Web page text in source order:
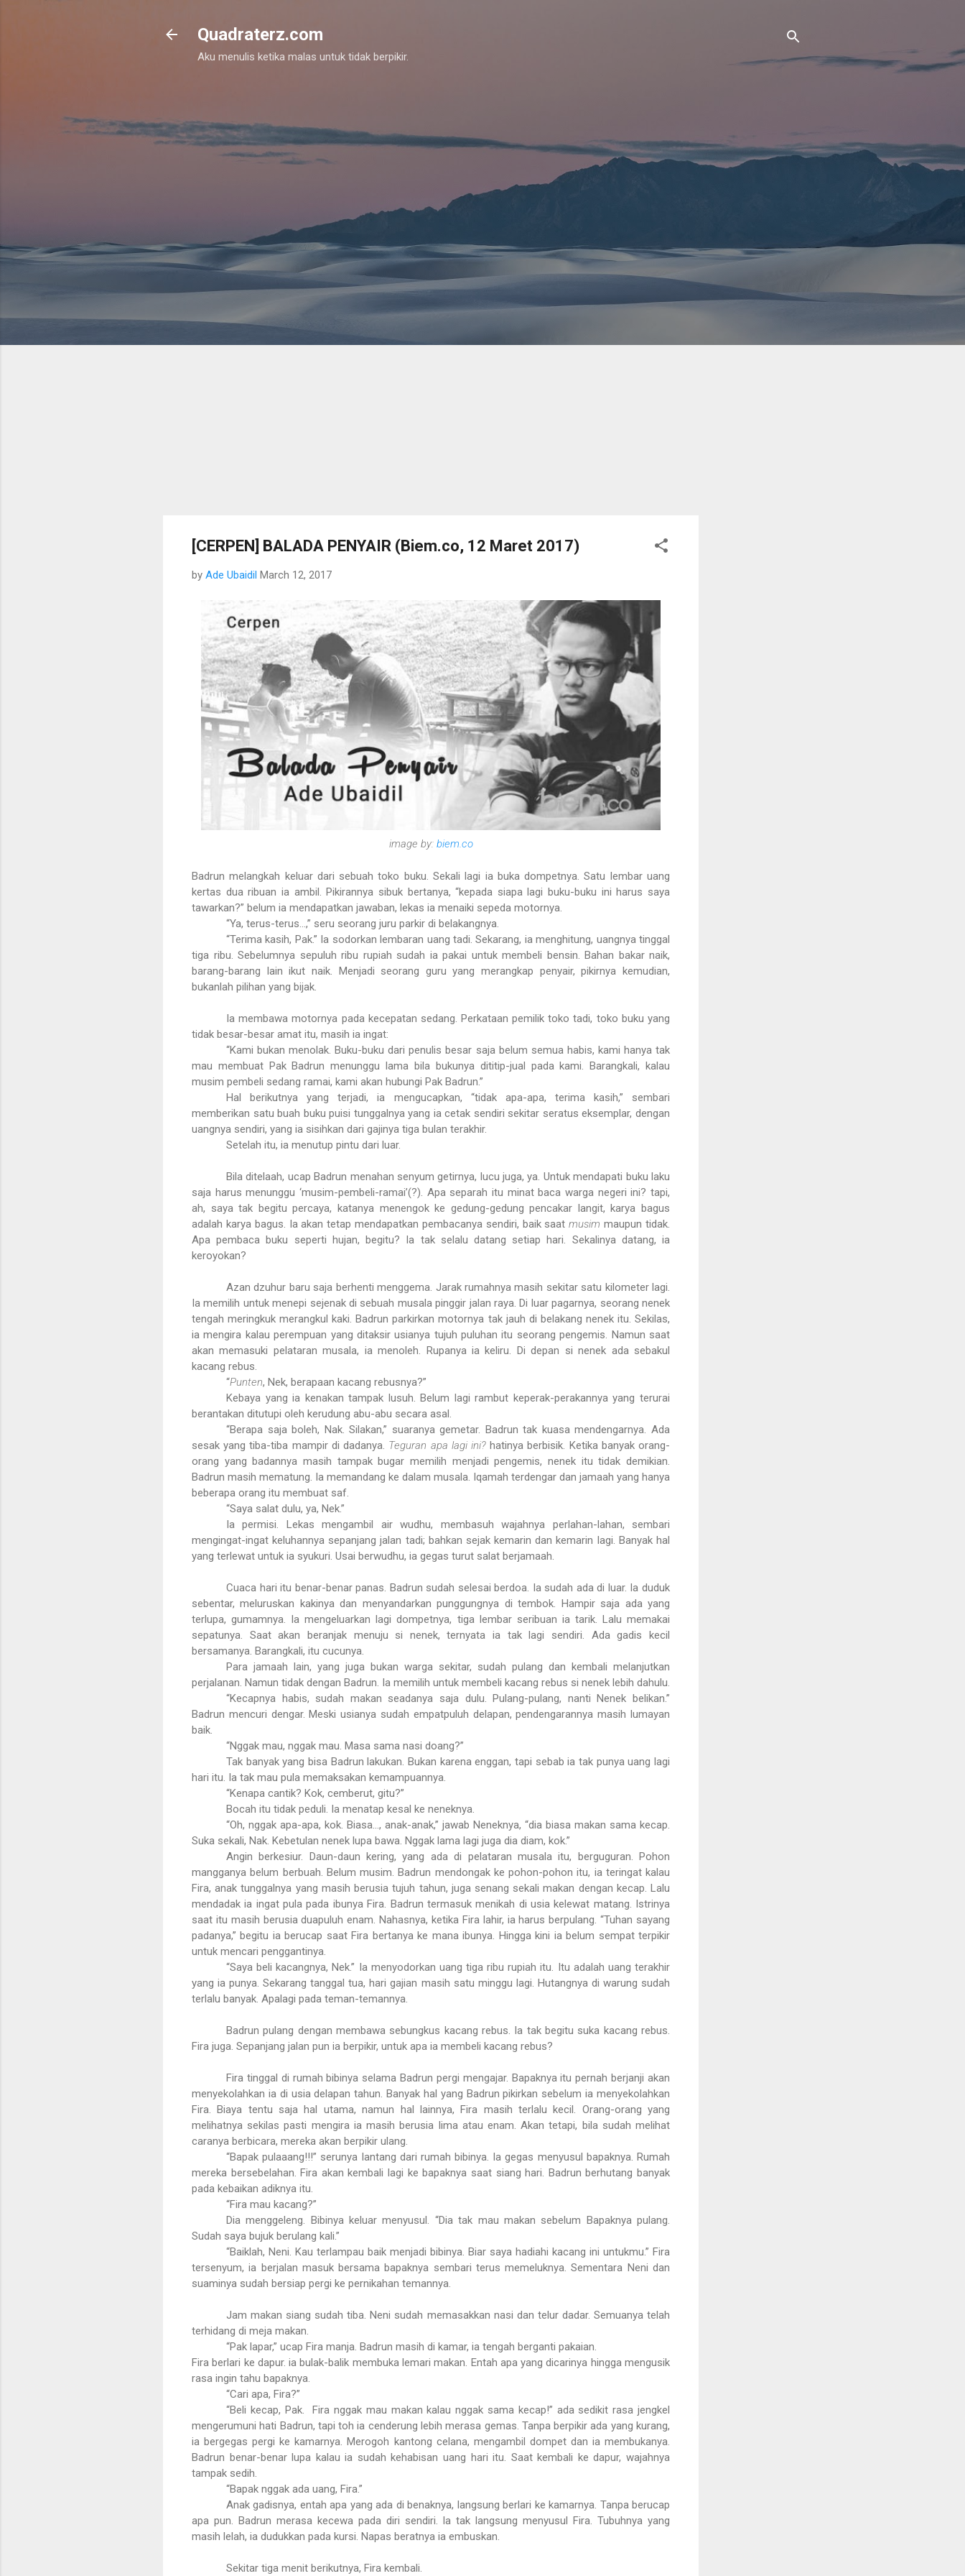
Quadraterz.com
Aku menulis ketika malas untuk tidak berpikir.
[CERPEN] BALADA PENYAIR (Biem.co, 12 Maret 2017)
by Ade Ubaidil March 12, 2017
image by: biem.co
Badrun melangkah keluar dari sebuah toko buku. Sekali lagi ia buka dompetnya. Satu lembar uang
kertas dua ribuan ia ambil. Pikirannya sibuk bertanya, “kepada siapa lagi buku-buku ini harus saya
tawarkan?” belum ia mendapatkan jawaban, lekas ia menaiki sepeda motornya.
“Ya, terus-terus...,” seru seorang juru parkir di belakangnya.
“Terima kasih, Pak.” Ia sodorkan lembaran uang tadi. Sekarang, ia menghitung, uangnya tinggal
tiga ribu. Sebelumnya sepuluh ribu rupiah sudah ia pakai untuk membeli bensin. Bahan bakar naik,
barang-barang lain ikut naik. Menjadi seorang guru yang merangkap penyair, pikirnya kemudian,
bukanlah pilihan yang bijak.
Ia membawa motornya pada kecepatan sedang. Perkataan pemilik toko tadi, toko buku yang
tidak besar-besar amat itu, masih ia ingat:
“Kami bukan menolak. Buku-buku dari penulis besar saja belum semua habis, kami hanya tak
mau membuat Pak Badrun menunggu lama bila bukunya dititip-jual pada kami. Barangkali, kalau
musim pembeli sedang ramai, kami akan hubungi Pak Badrun.”
Hal berikutnya yang terjadi, ia mengucapkan, “tidak apa-apa, terima kasih,” sembari
memberikan satu buah buku puisi tunggalnya yang ia cetak sendiri sekitar seratus eksemplar, dengan
uangnya sendiri, yang ia sisihkan dari gajinya tiga bulan terakhir.
Setelah itu, ia menutup pintu dari luar.
Bila ditelaah, ucap Badrun menahan senyum getirnya, lucu juga, ya. Untuk mendapati buku laku
saja harus menunggu ‘musim-pembeli-ramai’(?). Apa separah itu minat baca warga negeri ini? tapi,
ah, saya tak begitu percaya, katanya menengok ke gedung-gedung pencakar langit, karya bagus
adalah karya bagus. Ia akan tetap mendapatkan pembacanya sendiri, baik saatmusim maupun tidak.
Apa pembaca buku seperti hujan, begitu? Ia tak selalu datang setiap hari. Sekalinya datang, ia
keroyokan?
Azan dzuhur baru saja berhenti menggema. Jarak rumahnya masih sekitar satu kilometer lagi.
Ia memilih untuk menepi sejenak di sebuah musala pinggir jalan raya. Di luar pagarnya, seorang nenek
tengah meringkuk merangkul kaki. Badrun parkirkan motornya tak jauh di belakang nenek itu. Sekilas,
ia mengira kalau perempuan yang ditaksir usianya tujuh puluhan itu seorang pengemis. Namun saat
akan memasuki pelataran musala, ia menoleh. Rupanya ia keliru. Di depan si nenek ada sebakul
kacang rebus.
“Punten, Nek, berapaan kacang rebusnya?”
Kebaya yang ia kenakan tampak lusuh. Belum lagi rambut keperak-perakannya yang terurai
berantakan ditutupi oleh kerudung abu-abu secara asal.
“Berapa saja boleh, Nak. Silakan,” suaranya gemetar. Badrun tak kuasa mendengarnya. Ada
sesak yang tiba-tiba mampir di dadanya. Teguran apa lagi ini?hatinya berbisik. Ketika banyak orang-
orang yang badannya masih tampak bugar memilih menjadi pengemis, nenek itu tidak demikian.
Badrun masih mematung. Ia memandang ke dalam musala. Iqamah terdengar dan jamaah yang hanya
beberapa orang itu membuat saf.
“Saya salat dulu, ya, Nek.”
Ia permisi. Lekas mengambil air wudhu, membasuh wajahnya perlahan-lahan, sembari
mengingat-ingat keluhannya sepanjang jalan tadi; bahkan sejak kemarin dan kemarin lagi. Banyak hal
yang terlewat untuk ia syukuri. Usai berwudhu, ia gegas turut salat berjamaah.
Cuaca hari itu benar-benar panas. Badrun sudah selesai berdoa. Ia sudah ada di luar. Ia duduk
sebentar, meluruskan kakinya dan menyandarkan punggungnya di tembok. Hampir saja ada yang
terlupa, gumamnya. Ia mengeluarkan lagi dompetnya, tiga lembar seribuan ia tarik. Lalu memakai
sepatunya. Saat akan beranjak menuju si nenek, ternyata ia tak lagi sendiri. Ada gadis kecil
bersamanya. Barangkali, itu cucunya.
Para jamaah lain, yang juga bukan warga sekitar, sudah pulang dan kembali melanjutkan
perjalanan. Namun tidak dengan Badrun. Ia memilih untuk membeli kacang rebus si nenek lebih dahulu.
“Kecapnya habis, sudah makan seadanya saja dulu. Pulang-pulang, nanti Nenek belikan.”
Badrun mencuri dengar. Meski usianya sudah empatpuluh delapan, pendengarannya masih lumayan
baik.
“Nggak mau, nggak mau. Masa sama nasi doang?”
Tak banyak yang bisa Badrun lakukan. Bukan karena enggan, tapi sebab ia tak punya uang lagi
hari itu. Ia tak mau pula memaksakan kemampuannya.
“Kenapa cantik? Kok, cemberut, gitu?”
Bocah itu tidak peduli. Ia menatap kesal ke neneknya.
“Oh, nggak apa-apa, kok. Biasa..., anak-anak,” jawab Neneknya, “dia biasa makan sama kecap.
Suka sekali, Nak. Kebetulan nenek lupa bawa. Nggak lama lagi juga dia diam, kok.”
Angin berkesiur. Daun-daun kering, yang ada di pelataran musala itu, berguguran. Pohon
mangganya belum berbuah. Belum musim. Badrun mendongak ke pohon-pohon itu, ia teringat kalau
Fira, anak tunggalnya yang masih berusia tujuh tahun, juga senang sekali makan dengan kecap. Lalu
mendadak ia ingat pula pada ibunya Fira. Badrun termasuk menikah di usia kelewat matang. Istrinya
saat itu masih berusia duapuluh enam. Nahasnya, ketika Fira lahir, ia harus berpulang. “Tuhan sayang
padanya,” begitu ia berucap saat Fira bertanya ke mana ibunya. Hingga kini ia belum sempat terpikir
untuk mencari penggantinya.
“Saya beli kacangnya, Nek.” Ia menyodorkan uang tiga ribu rupiah itu. Itu adalah uang terakhir
yang ia punya. Sekarang tanggal tua, hari gajian masih satu minggu lagi. Hutangnya di warung sudah
terlalu banyak. Apalagi pada teman-temannya.
Badrun pulang dengan membawa sebungkus kacang rebus. Ia tak begitu suka kacang rebus.
Fira juga. Sepanjang jalan pun ia berpikir, untuk apa ia membeli kacang rebus?
Fira tinggal di rumah bibinya selama Badrun pergi mengajar. Bapaknya itu pernah berjanji akan
menyekolahkan ia di usia delapan tahun. Banyak hal yang Badrun pikirkan sebelum ia menyekolahkan
Fira. Biaya tentu saja hal utama, namun hal lainnya, Fira masih terlalu kecil. Orang-orang yang
melihatnya sekilas pasti mengira ia masih berusia lima atau enam. Akan tetapi, bila sudah melihat
caranya berbicara, mereka akan berpikir ulang.
“Bapak pulaaang!!!” serunya lantang dari rumah bibinya. Ia gegas menyusul bapaknya. Rumah
mereka bersebelahan. Fira akan kembali lagi ke bapaknya saat siang hari. Badrun berhutang banyak
pada kebaikan adiknya itu.
“Fira mau kacang?”
Dia menggeleng. Bibinya keluar menyusul. “Dia tak mau makan sebelum Bapaknya pulang.
Sudah saya bujuk berulang kali.”
“Baiklah, Neni. Kau terlampau baik menjadi bibinya. Biar saya hadiahi kacang ini untukmu.” Fira
tersenyum, ia berjalan masuk bersama bapaknya sembari terus memeluknya. Sementara Neni dan
suaminya sudah bersiap pergi ke pernikahan temannya.
Jam makan siang sudah tiba. Neni sudah memasakkan nasi dan telur dadar. Semuanya telah
terhidang di meja makan.
“Pak lapar,” ucap Fira manja. Badrun masih di kamar, ia tengah berganti pakaian.
Fira berlari ke dapur. ia bulak-balik membuka lemari makan. Entah apa yang dicarinya hingga mengusik
rasa ingin tahu bapaknya.
“Cari apa, Fira?”
“Beli kecap, Pak. Fira nggak mau makan kalau nggak sama kecap!” ada sedikit rasa jengkel
mengerumuni hati Badrun, tapi toh ia cenderung lebih merasa gemas. Tanpa berpikir ada yang kurang,
ia bergegas pergi ke kamarnya. Merogoh kantong celana, mengambil dompet dan ia membukanya.
Badrun benar-benar lupa kalau ia sudah kehabisan uang hari itu. Saat kembali ke dapur, wajahnya
tampak sedih.
“Bapak nggak ada uang, Fira.”
Anak gadisnya, entah apa yang ada di benaknya, langsung berlari ke kamarnya. Tanpa berucap
apa pun. Badrun merasa kecewa pada diri sendiri. Ia tak langsung menyusul Fira. Tubuhnya yang
masih lelah, ia dudukkan pada kursi. Napas beratnya ia embuskan.
Sekitar tiga menit berikutnya, Fira kembali.